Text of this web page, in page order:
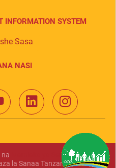
NASI
INFORMATION SYSTEM
Sasa
Mamlaka ya Serikali Mtandao
la Sanaa Tanzania